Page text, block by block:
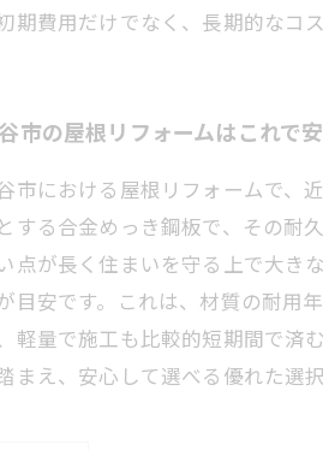
期費用だけでなく、長期的なコ
市の屋根リフォームはこれで
市における屋根リフォームで、
する合金めっき鋼板で、その耐
点が長く住まいを守る上で大き
目安です。これは、材質の耐用
軽量で施工も比較的短期間で済
まえ、安心して選べる優れた選